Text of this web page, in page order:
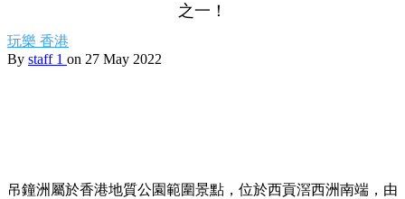
之一！
玩樂 香港
By staff 1 on 27 May 2022
吊鐘洲屬於香港地質公園範圍景點，位於西貢滘西洲南端，由